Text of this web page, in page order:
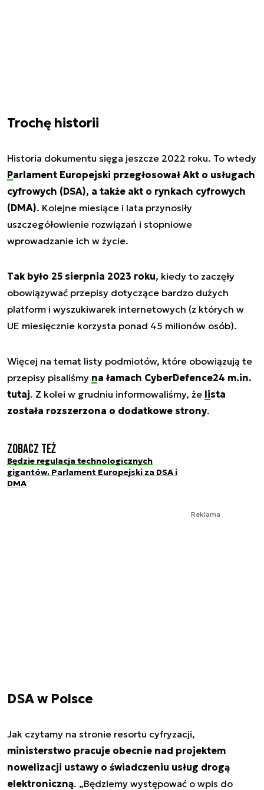
Trochę historii
Historia dokumentu sięga jeszcze 2022 roku. To wtedy
Parlament Europejski przegłosował Akt o usługach
cyfrowych (DSA), a także akt o rynkach cyfrowych
(DMA). Kolejne miesiące i lata przynosiły
uszczegółowienie rozwiązań i stopniowe
wprowadzanie ich w życie.
Tak było 25 sierpnia 2023 roku, kiedy to zaczęły
obowiązywać przepisy dotyczące bardzo dużych
platform i wyszukiwarek internetowych (z których w
UE miesięcznie korzysta ponad 45 milionów osób).
Więcej na temat listy podmiotów, które obowiązują te
przepisy pisaliśmy na łamach CyberDefence24 m.in.
tutaj. Z kolei w grudniu informowaliśmy, że lista
została rozszerzona o dodatkowe strony.
Zobacz też
Będzie regulacja technologicznych
gigantów. Parlament Europejski za DSA i
DMA
Reklama
DSA w Polsce
Jak czytamy na stronie resortu cyfryzacji,
ministerstwo pracuje obecnie nad projektem
nowelizacji ustawy o świadczeniu usług drogą
elektroniczną. „Będziemy występować o wpis do